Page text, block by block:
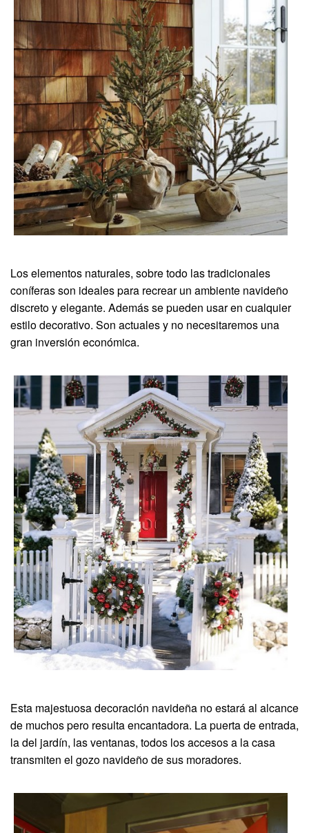
Los elementos naturales, sobre todo las tradicionales
coníferas son ideales para recrear un ambiente navideño
discreto y elegante. Además se pueden usar en cualquier
estilo decorativo. Son actuales y no necesitaremos una
gran inversión económica.
Esta majestuosa decoración navideña no estará al alcance
de muchos pero resulta encantadora. La puerta de entrada,
la del jardín, las ventanas, todos los accesos a la casa
transmiten el gozo navideño de sus moradores.